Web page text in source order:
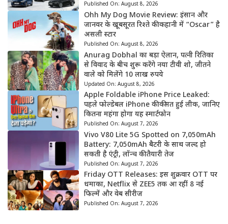
Published On: August 8, 2026
Ohh My Dog Movie Review: इंसान और
जानवर के खूबसूरत रिश्ते की कहानी में “Oscar” है
असली स्टार
Published On: August 8, 2026
Anurag Dobhal का बड़ा ऐलान, पत्नी रितिका
से विवाद के बीच शुरू करेंगे नया टीवी शो, जीतने
वाले को मिलेंगे 10 लाख रुपये
Updated On: August 8, 2026
Apple Foldable iPhone Price Leaked:
पहले फोल्डेबल iPhone की कीमत हुई लीक, जानिए
कितना महंगा होगा यह स्मार्टफोन
Published On: August 7, 2026
Vivo V80 Lite 5G Spotted on 7,050mAh
Battery: 7,050mAh बैटरी के साथ जल्द हो
सकती है एंट्री, लॉन्च की तैयारी तेज
Published On: August 7, 2026
Friday OTT Releases: इस शुक्रवार OTT पर
धमाका, Netflix से ZEE5 तक आ रहीं 8 नई
फिल्में और वेब सीरीज
Published On: August 7, 2026